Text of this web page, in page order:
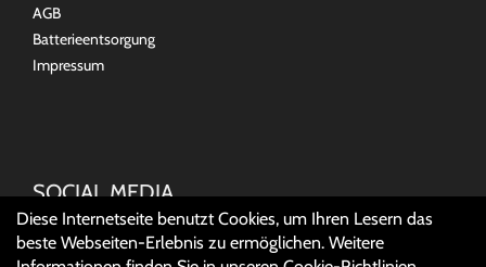
AGB
Batterieentsorgung
Impressum
SOCIAL MEDIA
Diese Internetseite benutzt Cookies, um Ihren Lesern das
beste Webseiten-Erlebnis zu ermöglichen. Weitere